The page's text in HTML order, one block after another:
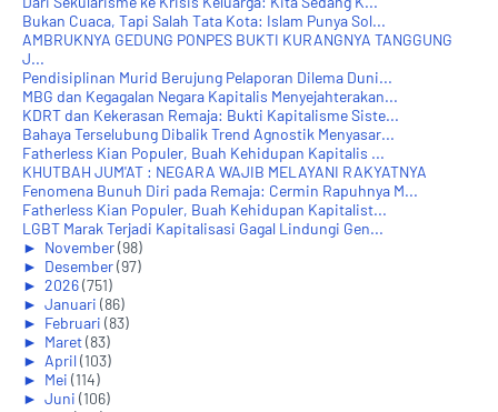
Bukan Cuaca, Tapi Salah Tata Kota: Islam Punya Sol...
AMBRUKNYA GEDUNG PONPES BUKTI KURANGNYA TANGGUNG
J...
Pendisiplinan Murid Berujung Pelaporan Dilema Duni...
MBG dan Kegagalan Negara Kapitalis Menyejahterakan...
KDRT dan Kekerasan Remaja: Bukti Kapitalisme Siste...
Bahaya Terselubung Dibalik Trend Agnostik Menyasar...
Fatherless Kian Populer, Buah Kehidupan Kapitalis ...
KHUTBAH JUM'AT : NEGARA WAJIB MELAYANI RAKYATNYA
Fenomena Bunuh Diri pada Remaja: Cermin Rapuhnya M...
Fatherless Kian Populer, Buah Kehidupan Kapitalist...
LGBT Marak Terjadi Kapitalisasi Gagal Lindungi Gen...
► November(98)
► Desember(97)
► 2026(751)
► Januari (86)
► Februari (83)
► Maret(83)
► April(103)
► Mei (114)
► Juni (106)